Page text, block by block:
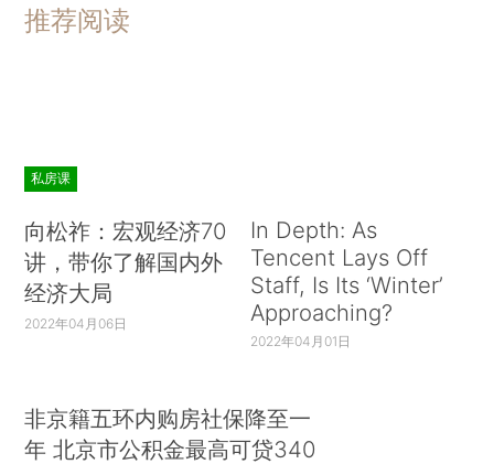
推荐阅读
私房课
向松祚：宏观经济70
讲，带你了解国内外
经济大局
2022年04月06日
In Depth: As
Tencent Lays Off
Staff, Is Its ‘Winter’
Approaching?
2022年04月01日
非京籍五环内购房社保降至一
年 北京市公积金最高可贷340